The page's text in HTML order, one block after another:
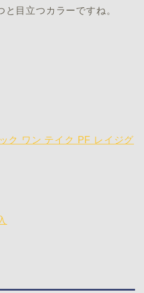
目立つカラーですね。
ク ワン テイク PF レイジグ